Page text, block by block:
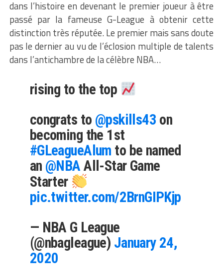
dans l’histoire en devenant le premier joueur à être
passé par la fameuse G-League à obtenir cette
distinction très réputée. Le premier mais sans doute
pas le dernier au vu de l’éclosion multiple de talents
dans l’antichambre de la célèbre NBA…
rising to the top
congrats to @pskills43 on
becoming the 1st
#GLeagueAlum to be named
an @NBA All-Star Game
Starter
pic.twitter.com/2BrnGIPKjp
— NBA G League
(@nbagleague) January 24,
2020